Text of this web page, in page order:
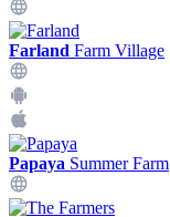
Farland Farm Village
Papaya Summer Farm